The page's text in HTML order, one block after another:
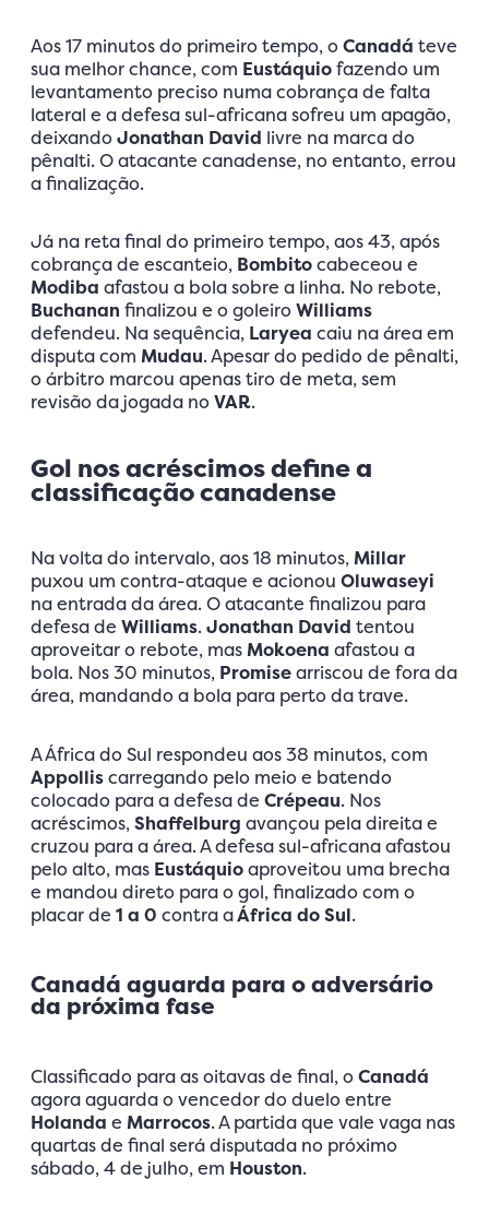
Aos 17 minutos do primeiro tempo, oCanadá teve
sua melhor chance, com Eustáquiofazendo um
levantamento preciso numa cobrança de falta
lateral e a defesa sul-africana sofreu um apagão,
deixandoJonathan David livre na marca do
pênalti. O atacante canadense, no entanto, errou
a finalização.
Já na reta final do primeiro tempo, aos 43, após
cobrança de escanteio, Bombitocabeceou e
Modiba afastou a bola sobre a linha. No rebote,
Buchanan finalizou e o goleiroWilliams
defendeu. Na sequência, Laryea caiu na área em
disputa com Mudau. Apesar do pedido de pênalti,
o árbitro marcou apenas tiro de meta, sem
revisão da jogada noVAR.
Gol nos acréscimos define a
classificação canadense
Na volta do intervalo, aos 18 minutos,Millar
puxou um contra-ataque e acionou Oluwaseyi
na entrada da área. O atacante finalizou para
defesa de Williams.Jonathan David tentou
aproveitar o rebote, masMokoena afastou a
bola. Nos 30 minutos, Promisearriscou de fora da
área, mandando a bola para perto da trave.
A África do Sul respondeu aos 38 minutos, com
Appolliscarregando pelo meio e batendo
colocado para a defesa de Crépeau. Nos
acréscimos,Shaffelburg avançou pela direita e
cruzou para a área. A defesa sul-africana afastou
pelo alto, mas Eustáquioaproveitou uma brecha
e mandou direto para o gol, finalizado com o
placar de 1 a 0 contra aÁfrica do Sul.
Canadá aguarda para o adversário
da próxima fase
Classificado para as oitavas de final, oCanadá
agora aguarda o vencedor do duelo entre
Holanda e Marrocos. A partida que vale vaga nas
quartas de final será disputada no próximo
sábado, 4 de julho, em Houston.